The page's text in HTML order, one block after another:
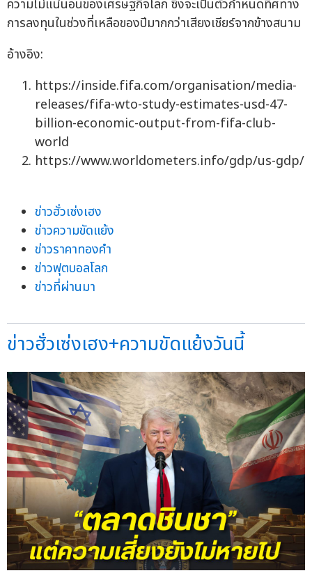
ความไม่แน่นอนของเศรษฐกิจโลก ซึ่งจะเป็นตัวกำหนดทิศทาง
การลงทุนในช่วงที่เหลือของปีมากกว่าเสียงเชียร์จากข้างสนาม
อ้างอิง:
https://inside.fifa.com/organisation/media-
releases/fifa-wto-study-estimates-usd-47-
billion-economic-output-from-fifa-club-
world
https://www.worldometers.info/gdp/us-gdp/
ข่าวฮั่วเซ่งเฮง
ข่าวความขัดแย้ง
ข่าวราคาทองคำ
ข่าวฟุตบอลโลก
ข่าวที่ผ่านมา
ข่าวฮั่วเซ่งเฮง+ความขัดแย้งวันนี้